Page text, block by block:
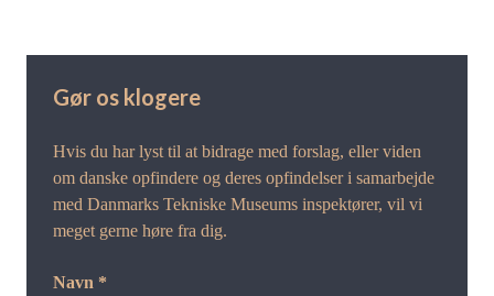
Gør os klogere
Hvis du har lyst til at bidrage med forslag, eller viden
om danske opfindere og deres opfindelser i samarbejde
med Danmarks Tekniske Museums inspektører, vil vi
meget gerne høre fra dig.
Navn *